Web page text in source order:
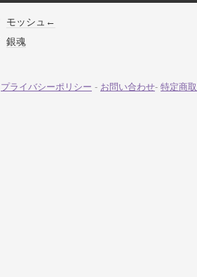
モッシュ←
銀魂
プライバシーポリシー - お問い合わせ- 特定商